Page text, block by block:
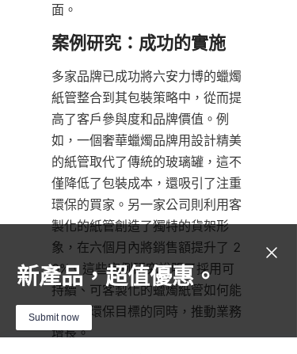
面。
多家品牌已成功將六安力博的蠟燭
紙管整合到其包裝策略中，從而提
高了客戶參與度和品牌價值。例
如，一個奢華蠟燭品牌用設計精美
的紙管取代了傳統的玻璃罐，這不
僅降低了包裝成本，還吸引了注重
環保的買家。另一家公司則利用客
製化的紙管創造了獨特的貨架形
象，在六個月內將銷售額提升了 2
0%。這些案例研究說明了採用可
持續、可客製化的蠟燭紙管如何能
在支持環保目標的同時，推動業務
增長。
新產品，超值優惠。
Submit now